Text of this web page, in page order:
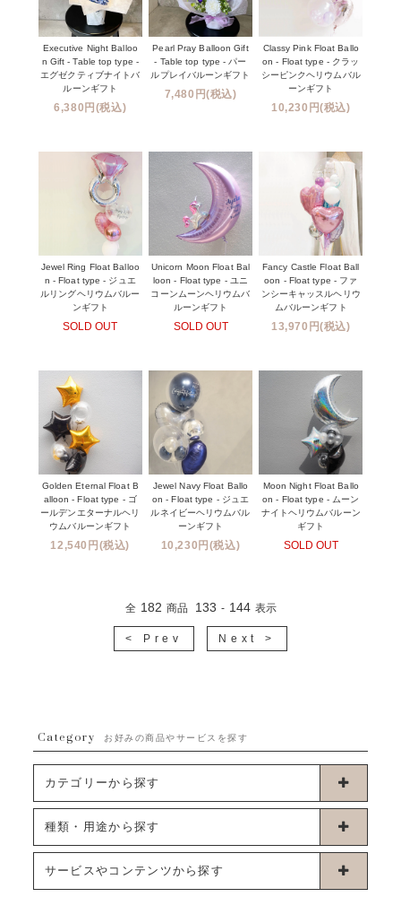
Executive Night Balloo
n Gift - Table top type -
エグゼクティブナイトバ
ルーンギフト
6,380円(税込)
Pearl Pray Balloon Gift
- Table top type - パー
ルプレイバルーンギフト
7,480円(税込)
Classy Pink Float Ballo
on - Float type - クラッ
シーピンクヘリウムバル
ーンギフト
10,230円(税込)
Jewel Ring Float Balloo
n - Float type - ジュエ
ルリングヘリウムバルー
ンギフト
SOLD OUT
Unicorn Moon Float Bal
loon - Float type - ユニ
コーンムーンヘリウムバ
ルーンギフト
SOLD OUT
Fancy Castle Float Ball
oon - Float type - ファ
ンシーキャッスルヘリウ
ムバルーンギフト
13,970円(税込)
Golden Eternal Float B
alloon - Float type - ゴ
ールデンエターナルヘリ
ウムバルーンギフト
12,540円(税込)
Jewel Navy Float Ballo
on - Float type - ジュエ
ルネイビーヘリウムバル
ーンギフト
10,230円(税込)
Moon Night Float Ballo
on - Float type - ムーン
ナイトヘリウムバルーン
ギフト
SOLD OUT
全 182 商品 133 - 144 表示
< Prev Next >
Category お好みの商品やサービスを探す
カテゴリーから探す
卓上タイプバルーン
ブーケタイプバルーン
種類・用途から探す
お誕生日
サービスやコンテンツから探す